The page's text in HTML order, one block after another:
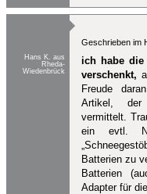
Hans K. aus
Rheda-
Wiedenbrück
Geschrieben im
ich habe die
verschenkt,
Freude
Artikel, der
vermittelt.
ein evtl.
Batterien zu
Batterien
Adapter für